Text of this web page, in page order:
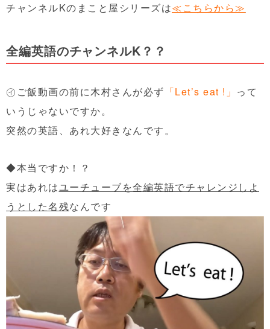
チャンネルKのまこと屋シリーズは≪こちらから≫
全編英語のチャンネルK？？
㋑ご飯動画の前に木村さんが必ず 「Let’s eat !」 って
いうじゃないですか。
突然の英語、あれ大好きなんです。
◆本当ですか！？
実はあれはユーチューブを全編英語でチャレンジしよ
うとした名残なんです